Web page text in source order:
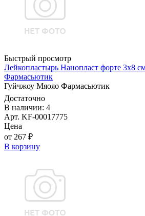
Быстрый просмотр
Лейкопластырь Нанопласт форте 3х8
Фармасьютик
Гуйчжоу Мяояо Фармасьютик
Достаточно
В наличии: 4
Арт. KF-00017775
Цена
от 267 ₽
В корзину